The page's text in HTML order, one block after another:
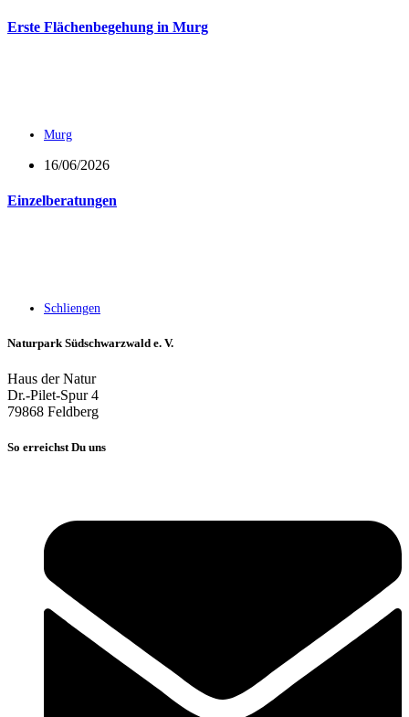
Erste Flächenbegehung in Murg
Murg
16/06/2026
Einzelberatungen
Schliengen
Naturpark Südschwarzwald e. V.
Haus der Natur
Dr.-Pilet-Spur 4
79868 Feldberg
So erreichst Du uns